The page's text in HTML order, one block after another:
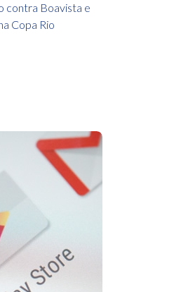
contra Boavista e
Copa Rio